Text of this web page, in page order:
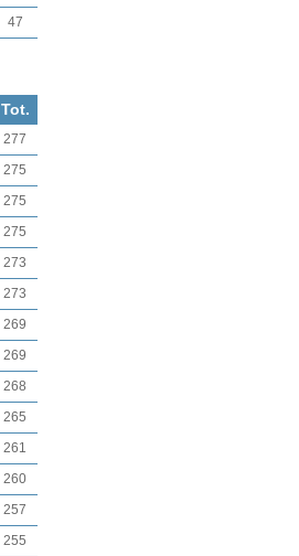
47
Tot.
277
275
275
275
273
273
269
269
268
265
261
260
257
255